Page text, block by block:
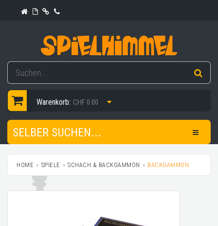
Warenkorb: CHF 0.00
SELBER SUCHEN...
HOME SPIELE SCHACH & BACKGAMMON BACKGAMMON